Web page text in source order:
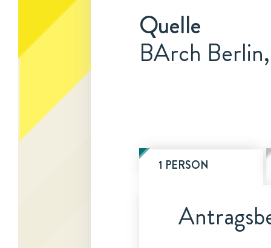
Quelle
BArch
1 PERSON